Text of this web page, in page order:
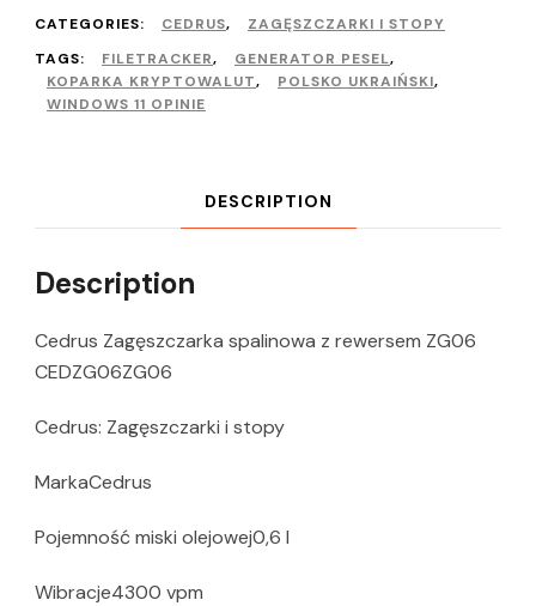
CATEGORIES:
CEDRUS,
ZAGĘSZCZARKI I STOPY
TAGS:
FILETRACKER, GENERATOR PESEL,
KOPARKA KRYPTOWALUT, POLSKO UKRAIŃSKI,
WINDOWS 11 OPINIE
DESCRIPTION
Description
Cedrus Zagęszczarka spalinowa z rewersem ZG06
CEDZG06ZG06
Cedrus: Zagęszczarki i stopy
MarkaCedrus
Pojemność miski olejowej0,6 l
Wibracje4300 vpm